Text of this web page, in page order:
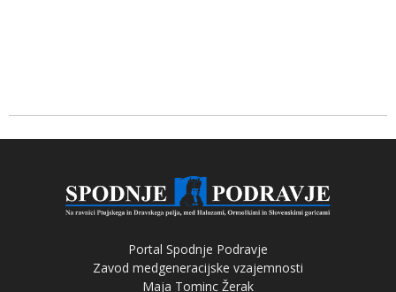
Portal Spodnje Podravje
Zavod medgeneracijske vzajemnosti
Maja Tominc Žerak